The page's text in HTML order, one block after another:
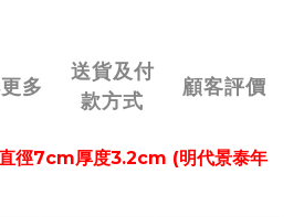
多
送貨及付
款方式
顧客評價
直徑7cm厚度3.2cm (明代景泰年